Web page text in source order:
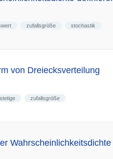
zufallsgröße stochastik
von Dreiecksverteilung
stetige zufallsgröße
Wahrscheinlichkeitsdichte